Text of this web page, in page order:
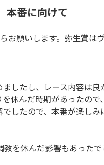
本番に向けて
お願いします。弥生賞
したし、レース内容は
休んだ時期があったの
したので、本番が楽しみ
教を休んだ影響もあった